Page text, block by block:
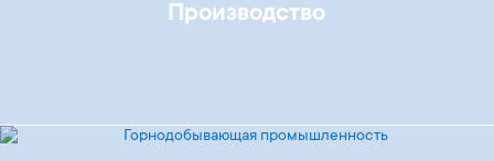
Производство